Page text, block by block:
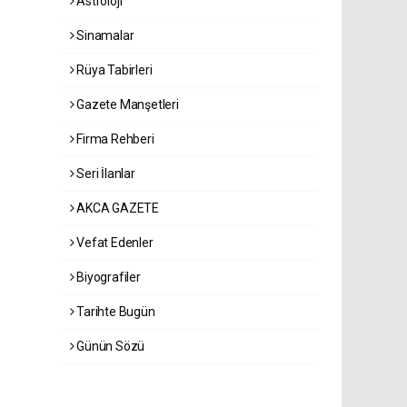
Sinamalar
Rüya Tabirleri
Gazete Manşetleri
Firma Rehberi
Seri İlanlar
AKCA GAZETE
Vefat Edenler
Biyografiler
Tarihte Bugün
Günün Sözü